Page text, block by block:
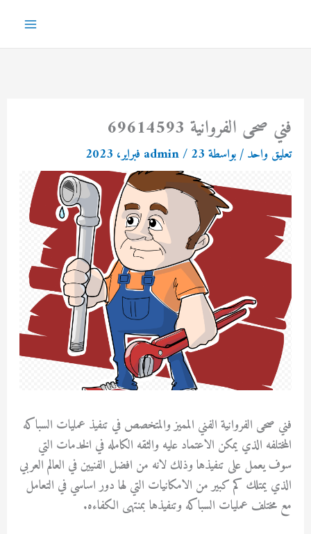
المحتوى
فني صحى الفروانية 69614593
تعليق واحد/ بواسطة admin/23 فبراير، 2023
فني صحى الفروانية الفني المميز والمتخصص في تنفيذ عمليات السباكه
المختلفه الذي يمكن الاعتماد عليه والثقه الكامله في الخدمات التي
سوف يعمل على تنفيذها وذلك لانه من افضل الفنيين في العالم العربي
الذي يمتلك كم كبير من الامكانيات التي لها دور اساسي في التعامل
مع مختلف عمليات السباكه وتنفيذها بمنتهى الكفاءه.